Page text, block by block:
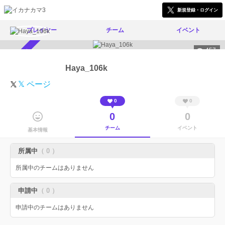
新規登録・ログイン
プレイヤー チーム イベント
457
Haya_106k
𝕏 ページ
基本情報
0
0
チーム
0
0
イベント
所属中 （ 0 ）
所属中のチームはありません
申請中 （ 0 ）
申請中のチームはありません